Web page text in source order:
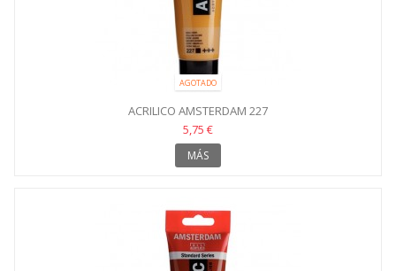
AGOTADO
ACRILICO AMSTERDAM 227
5,75 €
MÁS